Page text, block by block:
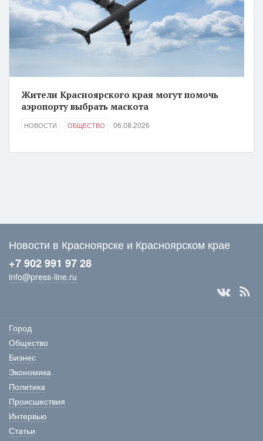
Жители Красноярского края могут помочь
аэропорту выбрать маскота
НОВОСТИ ОБЩЕСТВО 06.08.2026
Новости в Красноярске и Красноярском крае
+7 902 991 97 28
info@press-line.ru
Город
Общество
Бизнес
Экономика
Политика
Происшествия
Интервью
Статьи